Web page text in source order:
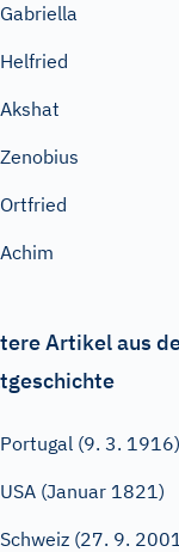
Gabriella
Helfried
Akshat
Zenobius
Ortfried
Achim
Artikel aus
Portugal (9. 3. 1916)
USA (Januar 1821)
Schweiz (27. 9.